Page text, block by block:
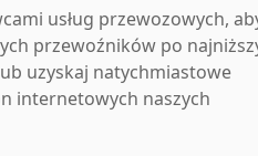
usług przewozowych,
przewoźników po
uzyskaj natychmiastowe
internetowych naszych